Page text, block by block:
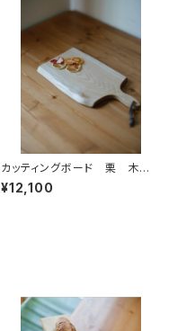
カッティングボード 栗 木
肌 A
¥12,100